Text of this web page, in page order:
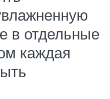
в отдельные
каждая